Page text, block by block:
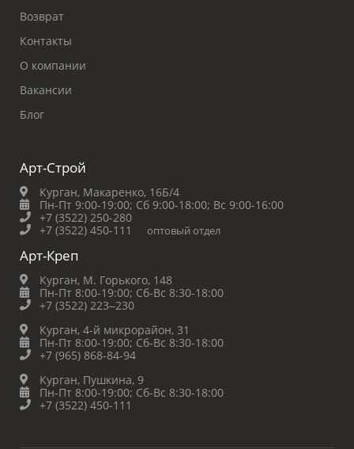
Возврат
Контакты
О компании
Вакансии
Блог
Арт-Строй
Курган, Макаренко, 16Б/4
Пн-Пт 9:00-19:00; Сб 9:00-18:00; Вс 9:00-16:00
+7 (3522) 250-280
+7 (3522) 450-111
оптовый отдел
Арт-Креп
Курган, М. Горького, 148
Пн-Пт 8:00-19:00; Сб-Вс 8:30-18:00
+7 (3522) 223‒230
Курган, 4-й микрорайон, 31
Пн-Пт 8:00-19:00; Сб-Вс 8:30-18:00
+7 (965) 868-84-94
Курган, Пушкина, 9
Пн-Пт 8:00-19:00; Сб-Вс 8:30-18:00
+7 (3522) 450-111